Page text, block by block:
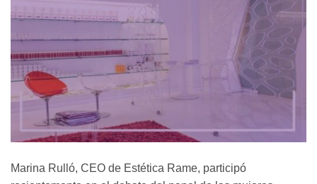
Marina Rulló, CEO de Estética Rame, participó